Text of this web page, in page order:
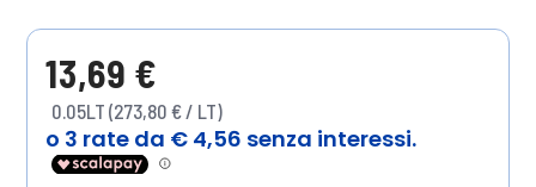
13,69 €
0.05LT (273,80 € / LT)